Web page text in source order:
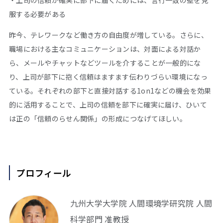
服する必要がある
昨今、テレワークなど働き方の自由度が増している。さらに、
職場における主なコミュニケーションは、対面による対話か
ら、メールやチャットなどツールを介することが一般的にな
り、上司が部下に抱く信頼はますます伝わりづらい環境になっ
ている。それぞれの部下と直接対話する1on1などの機会を効果
的に活用することで、上司の信頼を部下に確実に届け、ひいて
は正の「信頼のらせん関係」の形成につなげてほしい。
プロフィール
九州大学大学院 人間環境学研究院 人間
科学部門 准教授